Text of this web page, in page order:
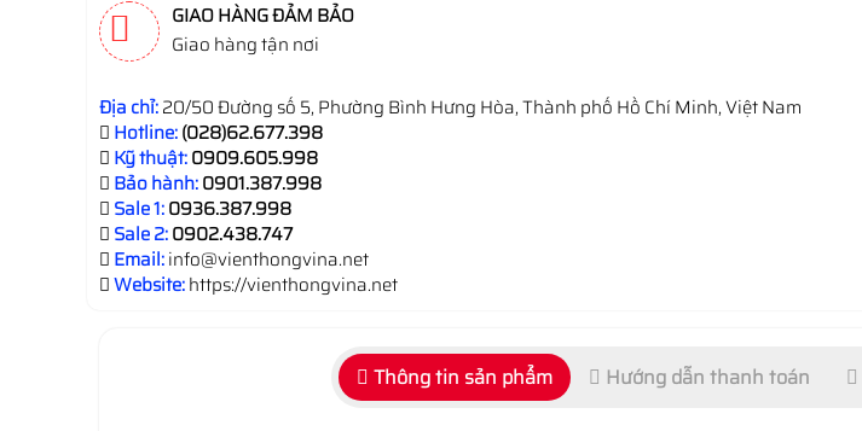
GIAO HÀNG ĐẢM BẢO
Giao hàng tận nơi
Địa chỉ:20/50 Đường số 5, Phường Bình Hưng Hòa, Thành phố Hồ Chí Minh, Việt Nam
Hotline:(028)62.677.398
Kỹ thuật:0909.605.998
Bảo hành:0901.387.998
Sale 1:0936.387.998
Sale 2:0902.438.747
Email:info@vienthongvina.net
Website:https://vienthongvina.net
Thông tin sản phẩm Hướng dẫn thanh toán